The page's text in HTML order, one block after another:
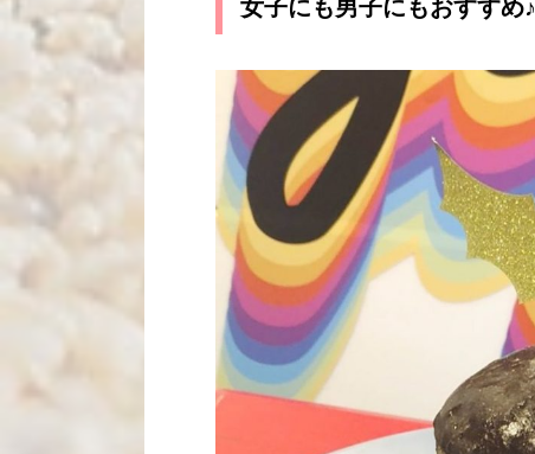
女子にも男子にもおすすめ♪